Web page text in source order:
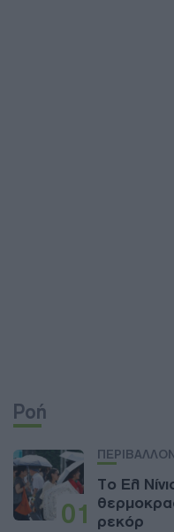
Ροή
01
Το Ελ
ρεκόρ